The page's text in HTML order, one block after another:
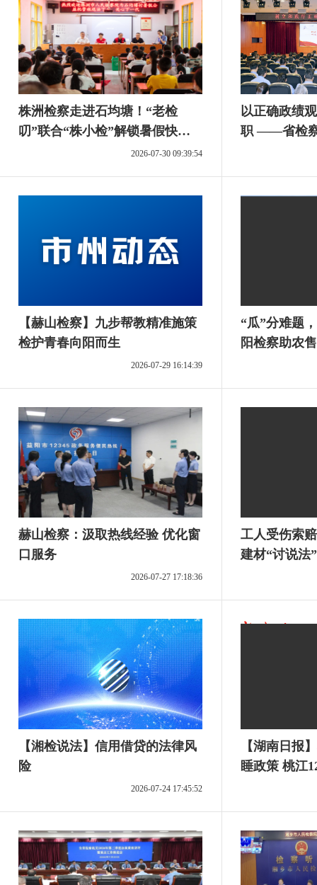
株洲检察走进石均塘！“老检
叨”联合“株小检”解锁暑假快乐
2026-07-30 09:39:54
以正确政绩
职 ——省检
【赫山检察】九步帮教精准施策
检护青春向阳而生
2026-07-29 16:14:39
“瓜”分难题
阳检察助农
赫山检察：汲取热线经验 优化窗
口服务
2026-07-27 17:18:36
工人受伤索
建材“讨说法
【湘检说法】信用借贷的法律风
险
2026-07-24 17:45:52
【湖南日报
睡政策 ​桃江